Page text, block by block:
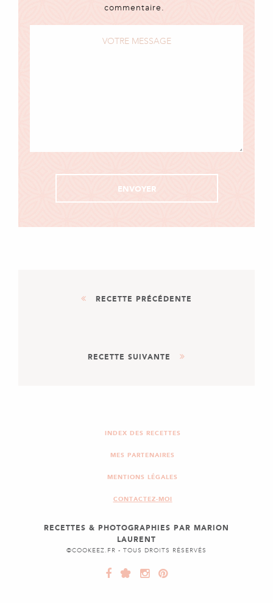
commentaire.
RECETTE PRÉCÉDENTE
LASAGNES POIREAUX &
RECETTE SUIVANTE
INDEX DES RECETTES
MES PARTENAIRES
MENTIONS LÉGALES
CONTACTEZ-MOI
RECETTES & PHOTOGRAPHIES PAR MARION
LAURENT
©COOKEEZ.FR - TOUS DROITS RÉSERVÉS